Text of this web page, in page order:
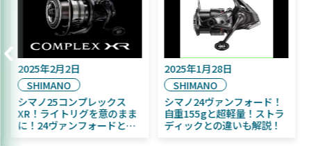
2025年9月16日
DAIWA
2025年11月発売予定！
DAIWA ふく魚／ちびふく魚
はビッグベイト初心者にお
2025年2月2日
SHIMANO
シマノ25コンプレックス
XR！ライトリグを意のまま
に！24ヴァンフォードとの